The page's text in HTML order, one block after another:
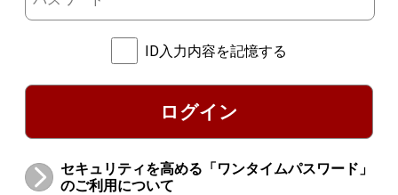
ID入力内容を記憶する
ログイン
セキュリティを高める「ワンタイムパスワード」
のご利用について